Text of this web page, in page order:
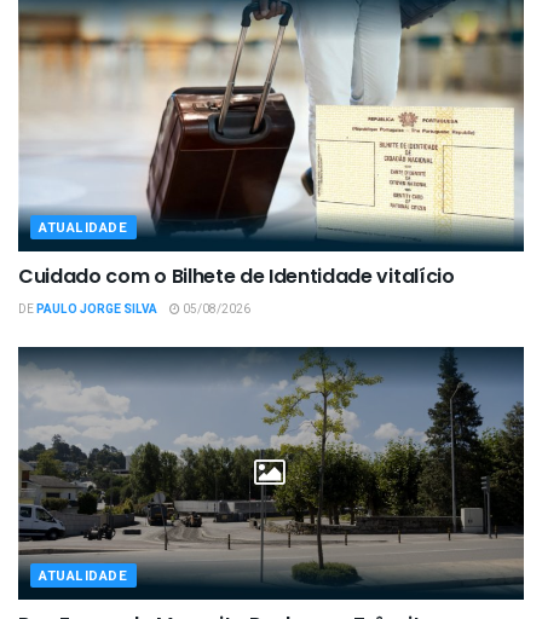
ATUALIDADE
Cuidado com o Bilhete de Identidade vitalício
DEPAULO JORGE SILVA 05/08/2026
ATUALIDADE